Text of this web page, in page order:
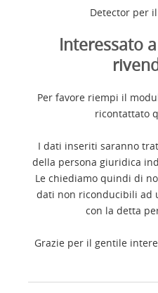
Detector per il
Interessato
Per favore riempi il
ricontattato
I dati inseriti saranno
della persona giuridica
Le chiediamo quindi di
dati non riconducibili ad
con la detta
Grazie per il gentile